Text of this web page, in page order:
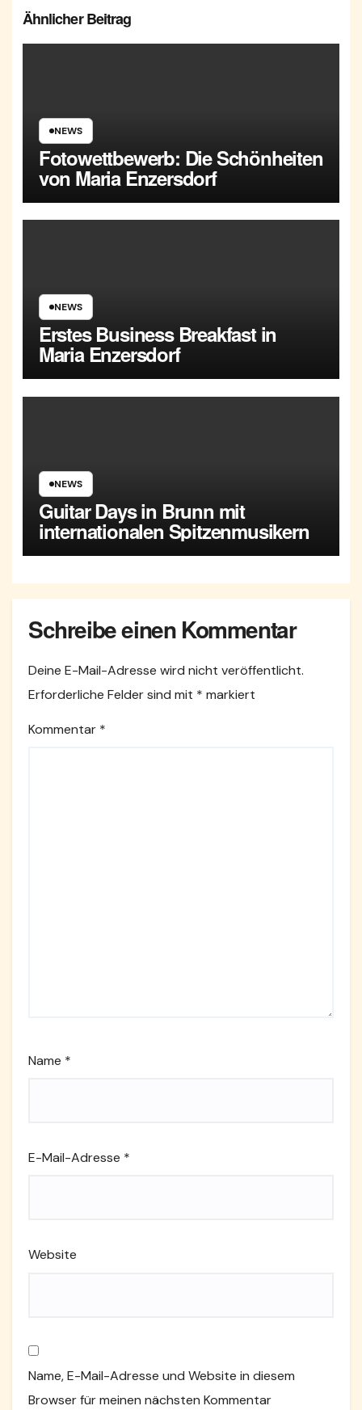
Ähnlicher Beitrag
NEWS
Fotowettbewerb: Die Schönheiten
von Maria Enzersdorf
NEWS
Erstes Business Breakfast in
Maria Enzersdorf
NEWS
Guitar Days in Brunn mit
internationalen Spitzenmusikern
Schreibe einen Kommentar
Deine E-Mail-Adresse wird nicht veröffentlicht.
Erforderliche Felder sind mit * markiert
Kommentar *
Name *
E-Mail-Adresse *
Website
Name, E-Mail-Adresse und Website in diesem
Browser für meinen nächsten Kommentar